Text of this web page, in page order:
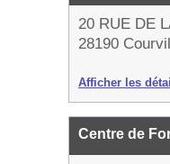
20 RUE DE
28190
Afficher les
Centre de